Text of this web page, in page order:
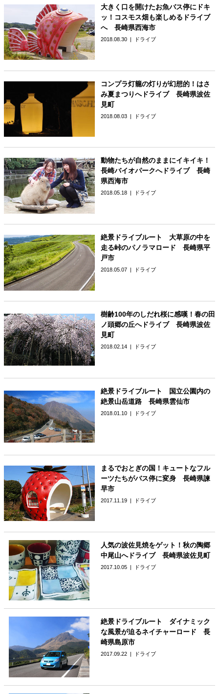
大きく口を開けたお魚バス停にドキ
ッ！コスモス畑も楽しめるドライブ
へ 長崎県西海市
2018.08.30 ドライブ
コンプラ灯籠の灯りが幻想的！はさ
み夏まつりへドライブ 長崎県波佐
見町
2018.08.03 ドライブ
動物たちが自然のままにイキイキ！
長崎バイオパークへドライブ 長崎
県西海市
2018.05.18 ドライブ
絶景ドライブルート 大草原の中を
走る峠のパノラマロード 長崎県平
戸市
2018.05.07 ドライブ
樹齢100年のしだれ桜に感嘆！春の田
ノ頭郷の丘へドライブ 長崎県波佐
見町
2018.02.14 ドライブ
絶景ドライブルート 国立公園内の
絶景山岳道路 長崎県雲仙市
2018.01.10 ドライブ
まるでおとぎの国！キュートなフル
ーツたちがバス停に変身 長崎県諫
早市
2017.11.19 ドライブ
人気の波佐見焼をゲット！秋の陶郷
中尾山へドライブ 長崎県波佐見町
2017.10.05 ドライブ
絶景ドライブルート ダイナミック
な風景が迫るネイチャーロード 長
崎県島原市
2017.09.22 ドライブ